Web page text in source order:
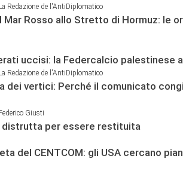
Redazione de l'AntiDiplomatico
Mar Rosso allo Stretto di Hormuz: le
uccisi: la Federcalcio palestinese
Redazione de l'AntiDiplomatico
dei vertici: Perché il comunicato
Giusti
distrutta per essere restituita
del CENTCOM: gli USA cercano